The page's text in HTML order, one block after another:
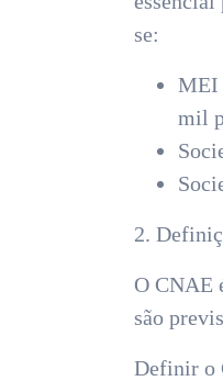
se:
MEI
mil
2.
O CNAE
são
Definir o